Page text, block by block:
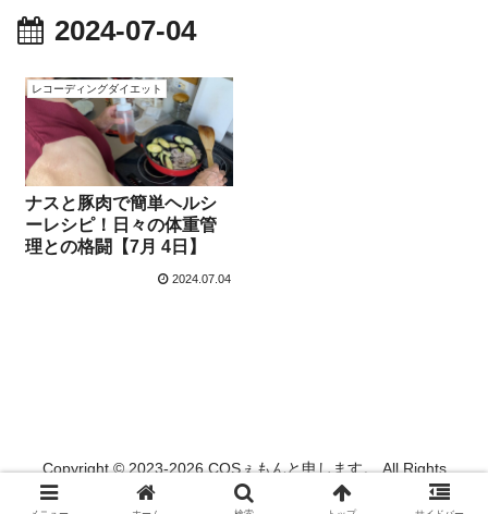
2024-07-04
レコーディングダイエット
ナスと豚肉で簡単ヘルシ
ーレシピ！日々の体重管
理との格闘【7月 4日】
2024.07.04
Copyright © 2023-2026 COSぇもんと申します。 All Rights
Reserved.